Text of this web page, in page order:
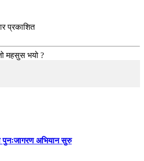
प्रकाशित
महसुस भयो ?
पुनःजागरण अभियान सुरु